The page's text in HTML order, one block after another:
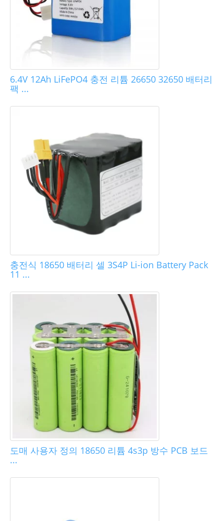
6.4V 12Ah LiFePO4 충전 리튬 26650 32650 배터리
팩 ...
충전식 18650 배터리 셀 3S4P Li-ion Battery Pack
11 ...
도매 사용자 정의 18650 리튬 4s3p 방수 PCB 보드
...